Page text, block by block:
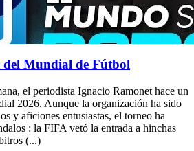
Mundial de Fútbol
el periodista Ignacio Ramonet hace un
2026. Aunque la organización ha sido
y aficiones entusiastas, el torneo ha
: la FIFA vetó la entrada a hinchas
(...)